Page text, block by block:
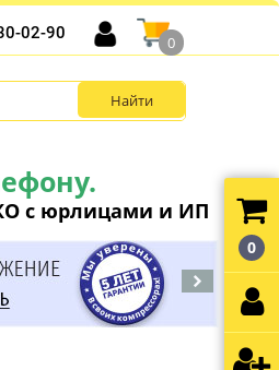
с юрлицами и ИП
02-90
0
0